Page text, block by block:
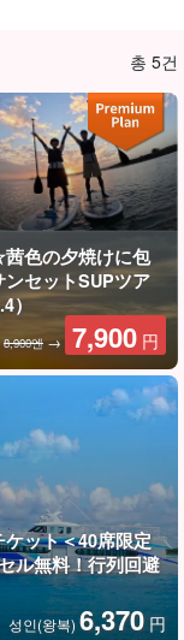
!
연을 가장 간편하게
연령대의 고객들이
총 5건
色の夕焼けに包
セットSUPツア
）
8,900엔 → 7,900 円
ット＜40席限定
ル無料！行列回避
성인(왕복) 6,370 円